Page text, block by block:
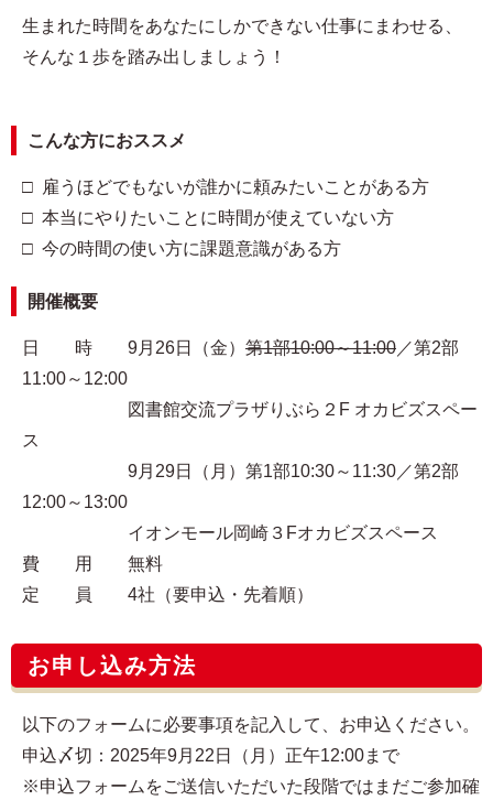
生まれた時間をあなたにしかできない仕事にまわせる、
そんな１歩を踏み出しましょう！
こんな方におススメ
□ 雇うほどでもないが誰かに頼みたいことがある方
□ 本当にやりたいことに時間が使えていない方
□ 今の時間の使い方に課題意識がある方
開催概要
日 時 9月26日（金） 第1部10:00～11:00 ／第2部
11:00～12:00
図書館交流プラザりぶら２F オカビズスペー
ス
9月29日（月）第1部10:30～11:30／第2部
12:00～13:00
イオンモール岡崎３Fオカビズスペース
費 用 無料
定 員 4社（要申込・先着順）
お申し込み方法
以下のフォームに必要事項を記入して、お申込ください。
申込〆切：2025年9月22日（月）正午12:00まで
※申込フォームをご送信いただいた段階ではまだご参加確